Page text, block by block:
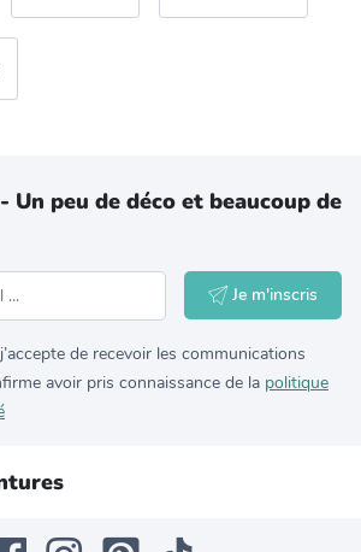
Un peu de déco et beaucoup de
Je m'inscris
de recevoir les communications
avoir pris connaissance de la politique